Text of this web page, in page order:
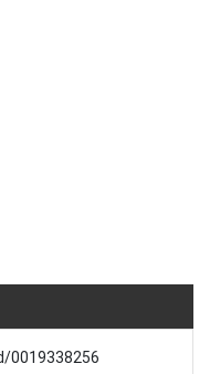
0019338256